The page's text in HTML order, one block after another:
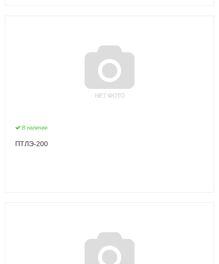
В наличии
ПТЛЭ-200